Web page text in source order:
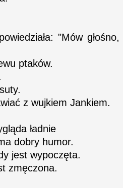
"Mów
ptaków.
z wujkiem Jankiem.
ładnie
dobry humor.
jest wypoczęta.
zmęczona.